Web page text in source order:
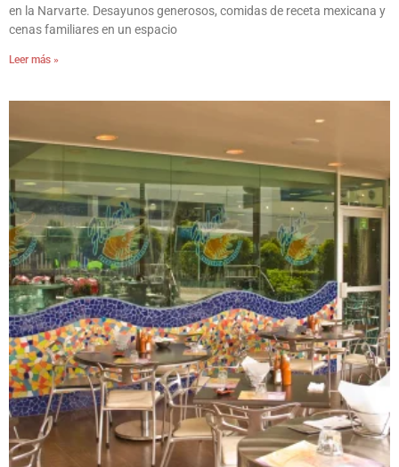
en la Narvarte. Desayunos generosos, comidas de receta mexicana y
cenas familiares en un espacio
Leer más »